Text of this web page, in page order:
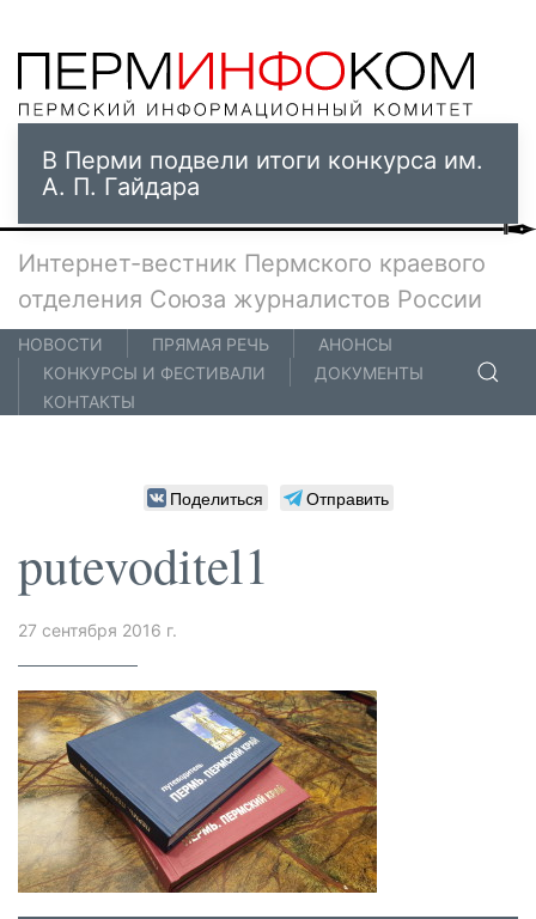
В Перми подвели итоги конкурса им.
А. П. Гайдара
Интернет-вестник Пермского краевого
отделения Союза журналистов России
НОВОСТИ ПРЯМАЯ РЕЧЬ
АНОНСЫ
КОНКУРСЫ И ФЕСТИВАЛИ
ДОКУМЕНТЫ
КОНТАКТЫ
Поделиться Отправить
putevoditel1
27 сентября 2016 г.